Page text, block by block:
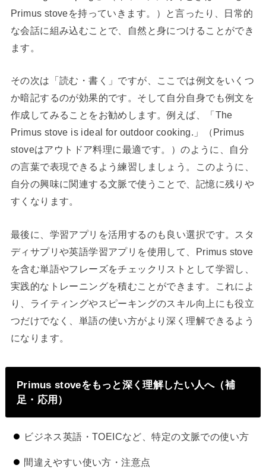
Primus stoveを持っていきます。）と言ったり、日常的
な会話に組み込むことで、自然と身につけることができ
ます。
その次は「読む・書く」ですが、ここでは例文をいくつ
か暗記するのが効果的です。そして自分自身でも例文を
作成してみることをお勧めします。例えば、「The
Primus stove is ideal for outdoor cooking.」（Primus
stoveはアウトドア料理に最適です。）のように、自分
の言葉で表現できるよう練習しましょう。このように、
自分の興味に関連する文脈で使うことで、記憶に残りや
すくなります。
最後に、学習アプリを活用するのも良い選択です。スタ
ディサプリや英語学習アプリを使用して、Primus stove
を含む単語やフレーズをチェックリストとして学習し、
実践的なトレーニングを積むことができます。これによ
り、ライティングやスピーキングのスキル向上にも役立
つだけでなく、単語の使い方がより深く理解できるよう
になります。
Primus stoveをもっと深く理解したい人へ（補
足・応用）
ビジネス英語・TOEICなど、特定の文脈での使い方
間違えやすい使い方・注意点